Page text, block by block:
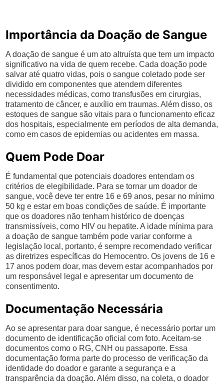
Importância da Doação de Sangue
A doação de sangue é um ato altruísta que tem um impacto
significativo na vida de quem recebe. Cada doação pode
salvar até quatro vidas, pois o sangue coletado pode ser
dividido em componentes que atendem diferentes
necessidades médicas, como transfusões em cirurgias,
tratamento de câncer, e auxílio em traumas. Além disso, os
estoques de sangue são vitais para o funcionamento eficaz
dos hospitais, especialmente em períodos de alta demanda,
como em casos de epidemias ou acidentes em massa.
Quem Pode Doar
É fundamental que potenciais doadores entendam os
critérios de elegibilidade. Para se tornar um doador de
sangue, você deve ter entre 16 e 69 anos, pesar no mínimo
50 kg e estar em boas condições de saúde. É importante
que os doadores não tenham histórico de doenças
transmissíveis, como HIV ou hepatite. A idade mínima para
a doação de sangue também pode variar conforme a
legislação local, portanto, é sempre recomendado verificar
as diretrizes específicas do Hemocentro. Os jovens de 16 e
17 anos podem doar, mas devem estar acompanhados por
um responsável legal e apresentar um documento de
consentimento.
Documentação Necessária
Ao se apresentar para doar sangue, é necessário portar um
documento de identificação oficial com foto. Aceitam-se
documentos como o RG, CNH ou passaporte. Essa
documentação forma parte do processo de verificação da
identidade do doador e garante a segurança e a
transparência da doação. Além disso, na coleta, o doador